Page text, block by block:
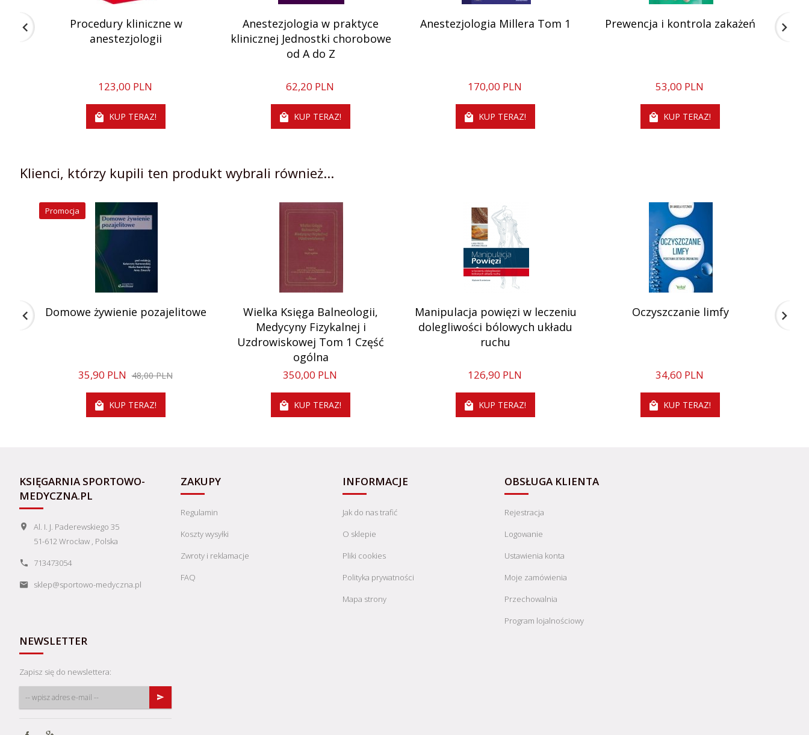
Procedury kliniczne w
anestezjologii
123,00 PLN
KUP TERAZ!
Anestezjologia w praktyce
klinicznej Jednostki chorobowe
od A do Z
62,20 PLN
KUP TERAZ!
Anestezjologia Millera Tom 1
170,00 PLN
KUP TERAZ!
Prewencja i kontrola zakażeń
53,00 PLN
KUP TERAZ!
Klienci, którzy kupili ten produkt wybrali również...
Promocja
Domowe żywienie pozajelitowe
35,90 PLN 48,00 PLN
KUP TERAZ!
Wielka Księga Balneologii,
Medycyny Fizykalnej i
Uzdrowiskowej Tom 1 Część
ogólna
350,00 PLN
KUP TERAZ!
Manipulacja powięzi w leczeniu
dolegliwości bólowych układu
ruchu
126,90 PLN
KUP TERAZ!
Oczyszczanie limfy
34,60 PLN
KUP TERAZ!
KSIĘGARNIA SPORTOWO-
MEDYCZNA.PL
Al. I. J. Paderewskiego 35
51-612 Wrocław, Polska
713473054
sklep@sportowo-medyczna.pl
ZAKUPY
Regulamin
Koszty wysyłki
Zwroty i reklamacje
FAQ
INFORMACJE
Jak do nas trafić
O sklepie
Pliki cookies
Polityka prywatności
Mapa strony
OBSŁUGA KLIENTA
Rejestracja
Logowanie
Ustawienia konta
Moje zamówienia
Przechowalnia
Program lojalnościowy
NEWSLETTER
Zapisz się do newslettera: